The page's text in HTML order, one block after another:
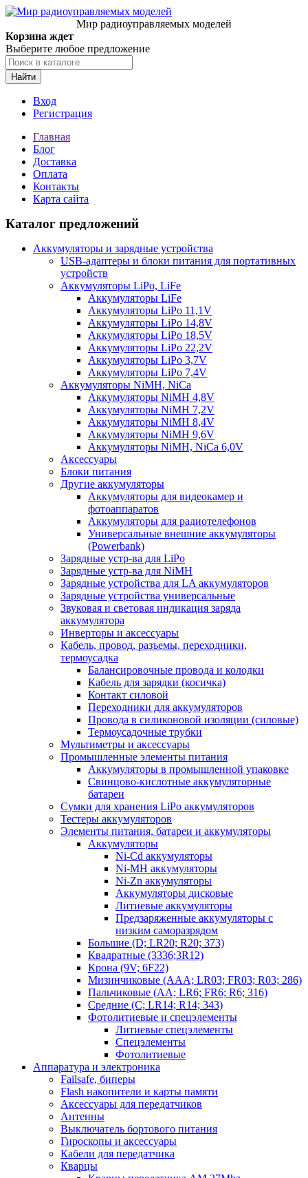
Мир радиоуправляемых моделей
Корзина ждет
Выберите любое предложение
Найти
Вход
Регистрация
Главная
Блог
Доставка
Оплата
Контакты
Карта сайта
Каталог предложений
Аккумуляторы и зарядные устройства
USB-адаптеры и блоки питания для портативных
устройств
Аккумуляторы LiPo, LiFe
Аккумуляторы LiFe
Аккумуляторы LiPo 11,1V
Аккумуляторы LiPo 14,8V
Аккумуляторы LiPo 18,5V
Аккумуляторы LiPo 22,2V
Аккумуляторы LiPo 3,7V
Аккумуляторы LiPo 7,4V
Аккумуляторы NiMH, NiCa
Аккумуляторы NiMH 4,8V
Аккумуляторы NiMH 7,2V
Аккумуляторы NiMH 8,4V
Аккумуляторы NiMH 9,6V
Аккумуляторы NiMH, NiCa 6,0V
Аксессуары
Блоки питания
Другие аккумуляторы
Аккумуляторы для видеокамер и
фотоаппаратов
Аккумуляторы для радиотелефонов
Универсальные внешние аккумуляторы
(Powerbank)
Зарядные устр-ва для LiPo
Зарядные устр-ва для NiMH
Зарядные устройства для LA аккумуляторов
Зарядные устройства универсальные
Звуковая и световая индикация заряда
аккумулятора
Инверторы и аксессуары
Кабель, провод, разъемы, переходники,
термоусадка
Балансировочные провода и колодки
Кабель для зарядки (косичка)
Контакт силовой
Переходники для аккумуляторов
Провода в силиконовой изоляции (силовые)
Термоусадочные трубки
Мультиметры и аксессуары
Промышленные элементы питания
Аккумуляторы в промышленной упаковке
Свинцово-кислотные аккумуляторные
батареи
Сумки для хранения LiPo аккумуляторов
Тестеры аккумуляторов
Элементы питания, батареи и аккумуляторы
Аккумуляторы
Ni-Cd аккумуляторы
Ni-MH аккумуляторы
Ni-Zn аккумуляторы
Аккумуляторы дисковые
Литиевые аккумуляторы
Предзаряженные аккумуляторы с
низким саморазрядом
Большие (D; LR20; R20; 373)
Квадратные (3336;3R12)
Крона (9V; 6F22)
Мизинчиковые (AAA; LR03; FR03; R03; 286)
Пальчиковые (AA; LR6; FR6; R6; 316)
Средние (C; LR14; R14; 343)
Фотолитиевые и спецэлементы
Литиевые спецэлементы
Спецэлементы
Фотолитиевые
Аппаратура и электроника
Failsafe, биперы
Flash накопители и карты памяти
Аксессуары для передатчиков
Антенны
Выключатель бортового питания
Гироскопы и аксессуары
Кабели для передатчика
Кварцы